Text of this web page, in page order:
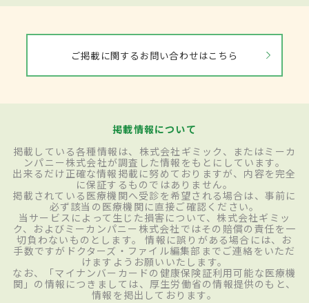
ご掲載に関するお問い合わせはこちら
掲載情報について
掲載している各種情報は、株式会社ギミック、またはミーカ
ンパニー株式会社が調査した情報をもとにしています。
出来るだけ正確な情報掲載に努めておりますが、内容を完全
に保証するものではありません。
掲載されている医療機関へ受診を希望される場合は、事前に
必ず該当の医療機関に直接ご確認ください。
当サービスによって生じた損害について、株式会社ギミッ
ク、およびミーカンパニー株式会社ではその賠償の責任を一
切負わないものとします。 情報に誤りがある場合には、お
手数ですがドクターズ・ファイル編集部までご連絡をいただ
けますようお願いいたします。
なお、「マイナンバーカードの健康保険証利用可能な医療機
関」の情報につきましては、厚生労働省の情報提供のもと、
情報を掲出しております。